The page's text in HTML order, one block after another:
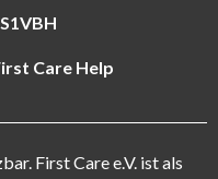
Care Help
First Care e.V. ist als